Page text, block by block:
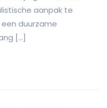
aanpak te
duurzame
[…]